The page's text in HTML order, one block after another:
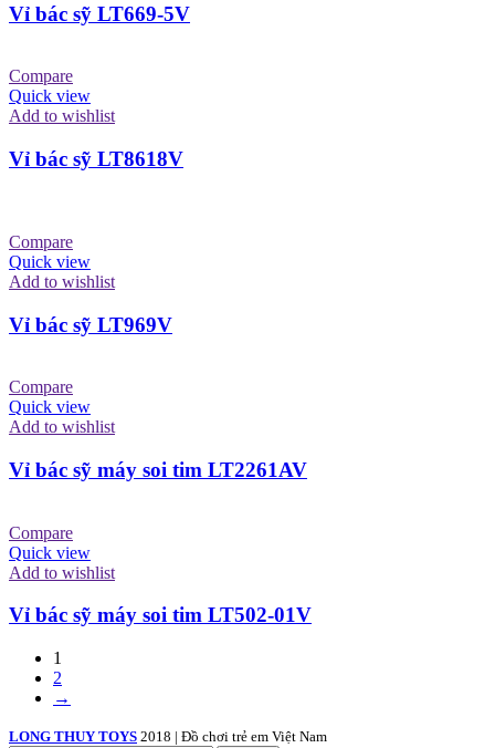
Vỉ bác sỹ LT669-5V
Compare
Quick view
Add to wishlist
Vỉ bác sỹ LT8618V
Compare
Quick view
Add to wishlist
Vỉ bác sỹ LT969V
Compare
Quick view
Add to wishlist
Vỉ bác sỹ máy soi tim LT2261AV
Compare
Quick view
Add to wishlist
Vỉ bác sỹ máy soi tim LT502-01V
1
2
→
LONG THUY TOYS 2018 | Đồ chơi trẻ em Việt Nam